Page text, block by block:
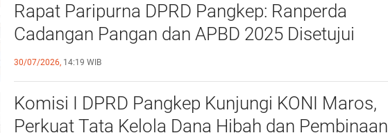
Rapat Paripurna DPRD Pangkep: Ranperda
Cadangan Pangan dan APBD 2025 Disetujui
dengan Sejumlah Catatan
30/07/2026, 14:19 WIB
Komisi I DPRD Pangkep Kunjungi KONI Maros,
Perkuat Tata Kelola Dana Hibah dan Pembinaan